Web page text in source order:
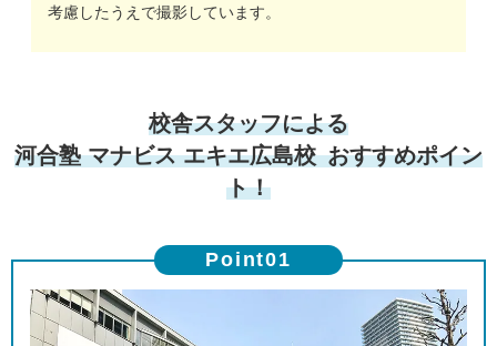
考慮したうえで撮影しています。
校舎スタッフによる
河合塾 マナビス エキエ広島校 おすすめポイン
ト！
Point02